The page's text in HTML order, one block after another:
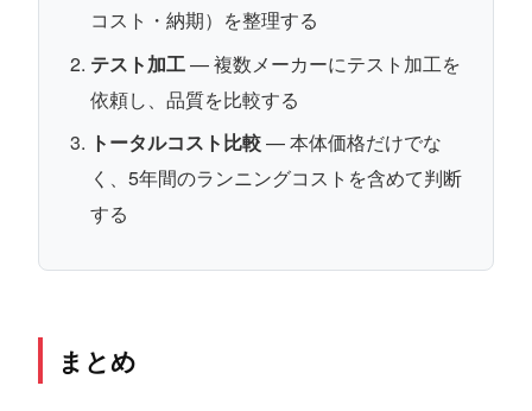
コスト・納期）を整理する
テスト加工— 複数メーカーにテスト加工を
依頼し、品質を比較する
トータルコスト比較— 本体価格だけでな
く、5年間のランニングコストを含めて判断
する
まとめ